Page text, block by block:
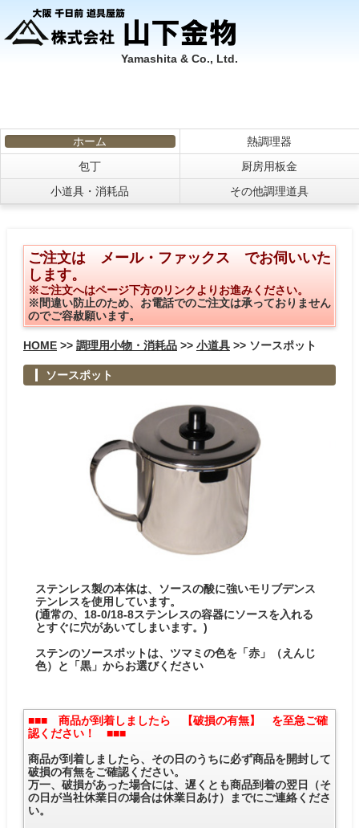
Yamashita & Co., Ltd.
ホーム
熱調理器
包丁
厨房用板金
小道具・消耗品
その他調理道具
ご注文は メール・ファックス でお伺いいた
します。
※ご注文へはページ下方のリンクよりお進みください。
※間違い防止のため、お電話でのご注文は承っておりません
のでご容赦願います。
HOME>> 調理用小物・消耗品>> 小道具>> ソースポット
ソースポット
ステンレス製の本体は、ソースの酸に強いモリブデンス
テンレスを使用しています。
(通常の、18-0/18-8ステンレスの容器にソースを入れる
とすぐに穴があいてしまいます。)
ステンのソースポットは、ツマミの色を「赤」（えんじ
色）と「黒」からお選びください
■■■ 商品が到着しましたら 【破損の有無】 を至急ご確
認ください！ ■■■
商品が到着しましたら、その日のうちに必ず商品を開封して
破損の有無をご確認ください。
万一、破損があった場合には、遅くとも商品到着の翌日（そ
の日が当社休業日の場合は休業日あけ）までにご連絡くださ
い。